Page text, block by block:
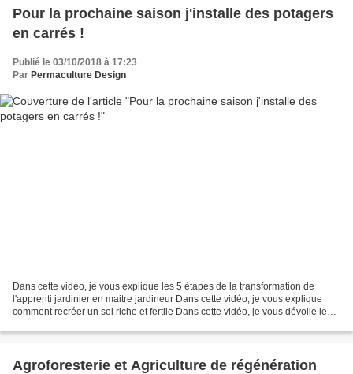
Pour la prochaine saison j'installe des potagers
en carrés !
Publié le 03/10/2018 à 17:23
Par Permaculture Design
Dans cette vidéo, je vous explique les 5 étapes de la transformation de
l'apprenti jardinier en maitre jardineur Dans cette vidéo, je vous explique
comment recréer un sol riche et fertile Dans cette vidéo, je vous dévoile le
Agroforesterie et Agriculture de régénération